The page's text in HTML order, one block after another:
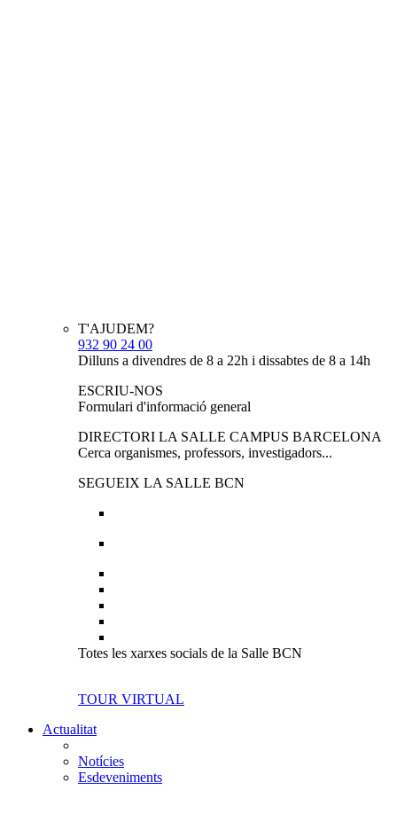
T'AJUDEM?
932 90 24 00
Dilluns a divendres de 8 a 22h i dissabtes de 8 a 14h
ESCRIU-NOS
Formulari d'informació general
DIRECTORI LA SALLE CAMPUS BARCELONA
Cerca organismes, professors, investigadors...
SEGUEIX LA SALLE BCN
Totes les xarxes socials de la Salle BCN
TOUR VIRTUAL
Actualitat
Notícies
Esdeveniments